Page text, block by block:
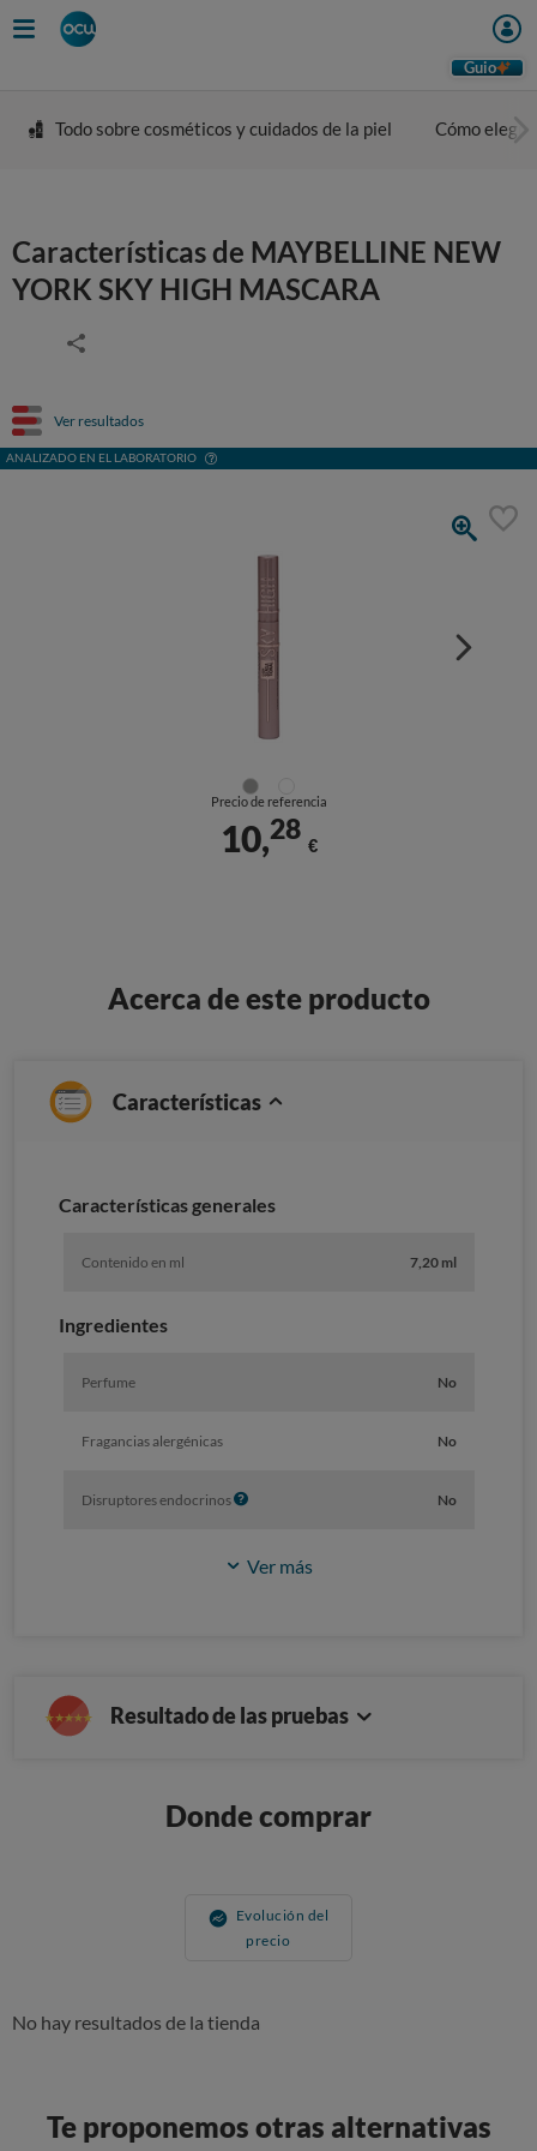
Guio
Todo sobre cosméticos y cuidados de la piel Cómo elegir
Características de MAYBELLINE NEW
YORK SKY HIGH MASCARA
Ver resultados
ANALIZADO EN EL LABORATORIO
Precio de referencia
10,28
€
Acerca de este producto
Características
Caracterí­sticas generales
Contenido en ml 7,20 ml
Ingredientes
Perfume No
Fragancias alergénicas No
Disruptores endocrinosI
o
No
Ver más
Resultado de las pruebas
Donde comprar
Evolución del
precio
No hay resultados de la tienda
Te proponemos otras alternativas